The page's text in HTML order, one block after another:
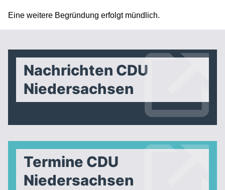
Eine weitere Begründung erfolgt mündlich.
Nachrichten CDU
Niedersachsen
Termine CDU
Niedersachsen